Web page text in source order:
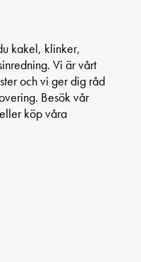
kakel, klinker,
Vi är vårt
och vi ger dig råd
Besök vår
köp våra